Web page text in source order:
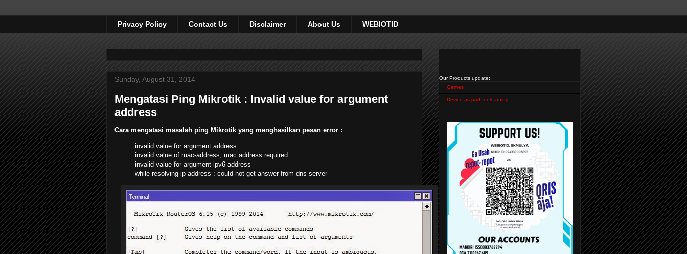
Privacy Policy Contact Us Disclaimer About Us WEBIOTID
Sunday, August 31, 2014
Mengatasi Ping Mikrotik : Invalid value for argument
address
Cara mengatasi masalah ping Mikrotik yang menghasilkan pesan error :
invalid value for argument address :
invalid value of mac-address, mac address required
invalid value for argument ipv6-address
while resolving ip-address : could not get answer from dns server
Our Products update:
Games
Device as pad for learning